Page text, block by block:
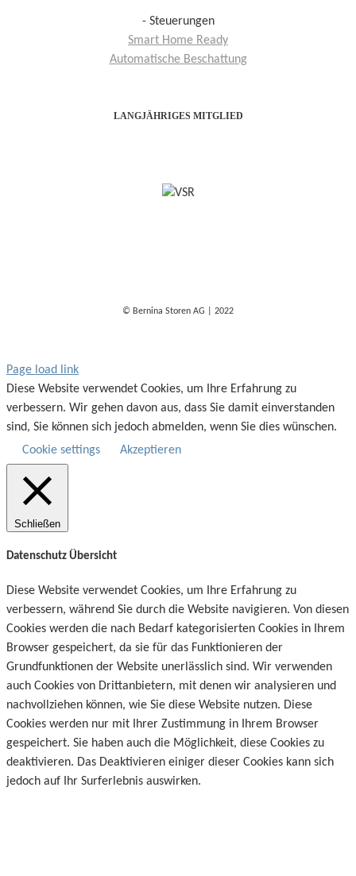
- Steuerungen
Smart Home Ready
Automatische Beschattung
LANGJÄHRIGES MITGLIED
© Bernina Storen AG | 2022
Page load link
Diese Website verwendet Cookies, um Ihre Erfahrung zu
verbessern. Wir gehen davon aus, dass Sie damit einverstanden
sind, Sie können sich jedoch abmelden, wenn Sie dies wünschen.
Cookie settings
Akzeptieren
Schließen
Datenschutz Übersicht
Diese Website verwendet Cookies, um Ihre Erfahrung zu
verbessern, während Sie durch die Website navigieren. Von diesen
Cookies werden die nach Bedarf kategorisierten Cookies in Ihrem
Browser gespeichert, da sie für das Funktionieren der
Grundfunktionen der Website unerlässlich sind. Wir verwenden
auch Cookies von Drittanbietern, mit denen wir analysieren und
nachvollziehen können, wie Sie diese Website nutzen. Diese
Cookies werden nur mit Ihrer Zustimmung in Ihrem Browser
gespeichert. Sie haben auch die Möglichkeit, diese Cookies zu
deaktivieren. Das Deaktivieren einiger dieser Cookies kann sich
jedoch auf Ihr Surferlebnis auswirken.